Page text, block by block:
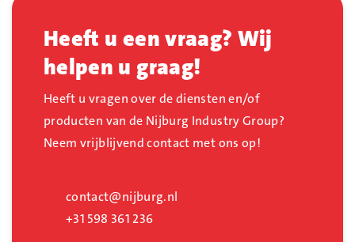
Heeft u een vraag? Wij
helpen u graag!
Heeft u vragen over de diensten en/of
producten van de Nijburg Industry Group?
Neem vrijblijvend contact met ons op!
contact@nijburg.nl
+31 598 361 236